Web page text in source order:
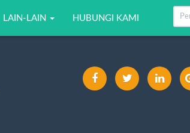
LAIN-LAIN HUBUNGI KAMI